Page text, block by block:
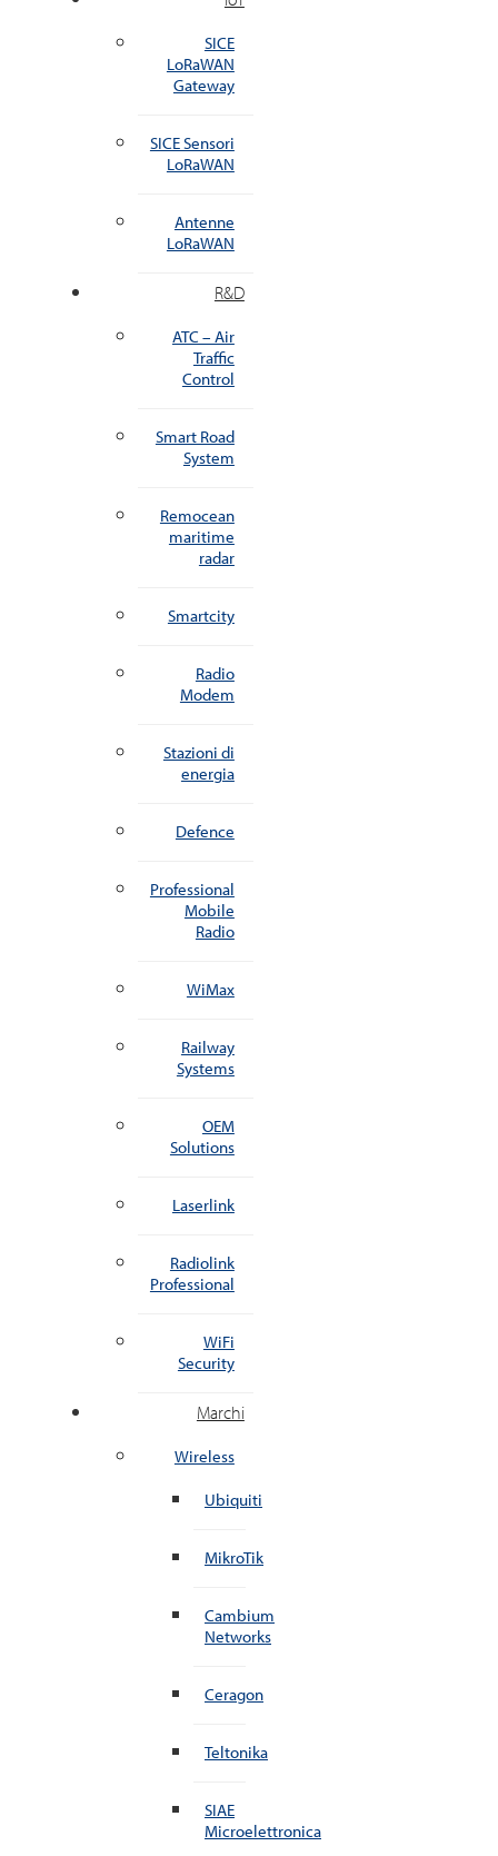
SICE
LoRaWAN
Gateway
SICE Sensori
LoRaWAN
Antenne
LoRaWAN
R&D
ATC – Air
Traffic
Control
Smart Road
System
Remocean
maritime
radar
Smartcity
Radio
Modem
Stazioni di
energia
Defence
Professional
Mobile
Radio
WiMax
Railway
Systems
OEM
Solutions
Laserlink
Radiolink
Professional
WiFi
Security
Marchi
Wireless
Ubiquiti
MikroTik
Cambium
Networks
Ceragon
Teltonika
SIAE
Microelettronica